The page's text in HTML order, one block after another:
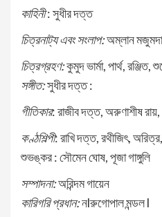
কাহিনী: সুধীর দত্ত
চিত্রনাট্য এবং সংলাপ:অম্লান
চিত্রগ্রহণ:কুমুদ ভার্মা, পার্থ,
সঙ্গীত:সুধীর দত্ত :
গীতিকার: রাজীব দত্ত, অরুণাশীষ
কণ্ঠশিল্পী: রাখি দত্ত, রথীজিৎ,
শুভঙ্কর : সৌমেন ঘোষ, পূজা গাঙ্গুলি
সম্পাদনা:অরিন্দম গায়েন
কারিগরি প্রধান:নlরুগোপাল মন্ডল l